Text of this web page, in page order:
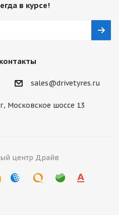
в курсе!
sales@drivetyres.ru
Московское шоссе 13
центр Драйв